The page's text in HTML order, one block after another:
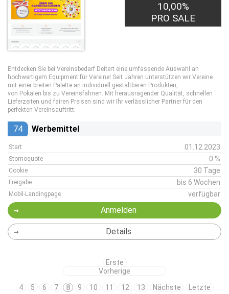
10,00%
PRO SALE
Entdecken Sie bei Vereinsbedarf Deitert eine umfassende Auswahl an
hochwertigem Equipment für Vereine! Seit Jahren unterstützen wir Vereine
mit einer breiten Palette an individuell gestaltbaren Produkten,
von Pokalen bis zu Vereinsfahnen. Mit herausragender Qualität, schnellen
Lieferzeiten und fairen Preisen sind wir Ihr verlässlicher Partner für den
perfekten Vereinsauftritt.
74 Werbemittel
Start 01.12.2023
Stornoquote 0 %
Cookie 30 Tage
Freigabe bis 6 Wochen
Mobil-Landingpage verfügbar
Anmelden
Details
Erste
Vorherige
4
5 6 7 8 9 10 11 12 13 Nächste Letzte